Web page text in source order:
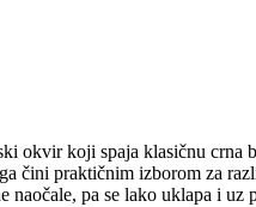
okvir koji spaja klasičnu crna
čini praktičnim izborom za
naočale, pa se lako uklapa i